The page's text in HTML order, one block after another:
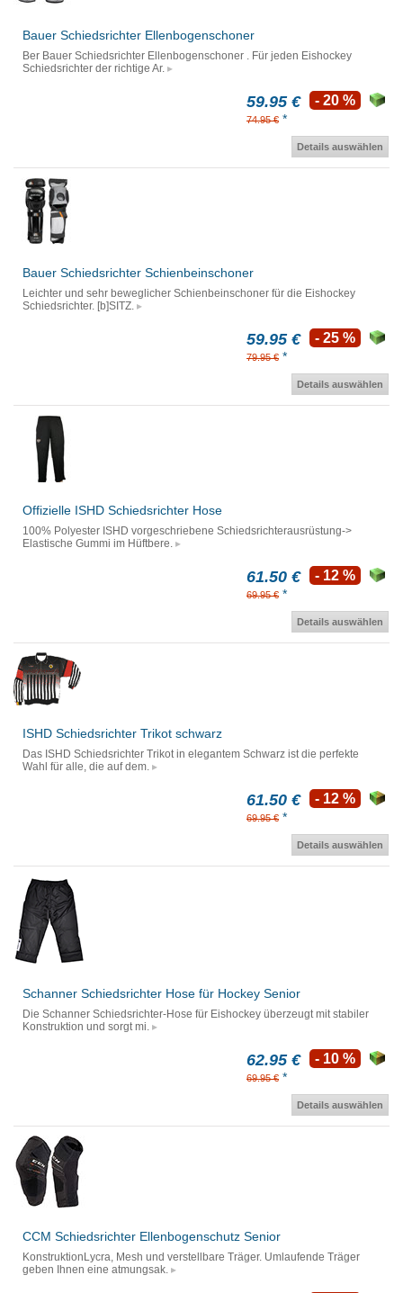
Bauer Schiedsrichter Ellenbogenschoner
Ber Bauer Schiedsrichter Ellenbogenschoner . Für jeden Eishockey
Schiedsrichter der richtige Ar.
59.95 €
74.95 € *
- 20 %
Details auswählen
Bauer Schiedsrichter Schienbeinschoner
Leichter und sehr beweglicher Schienbeinschoner für die Eishockey
Schiedsrichter. [b]SITZ.
59.95 €
79.95 € *
- 25 %
Details auswählen
Offizielle ISHD Schiedsrichter Hose
100% Polyester ISHD vorgeschriebene Schiedsrichterausrüstung->
Elastische Gummi im Hüftbere.
61.50 €
69.95 € *
- 12 %
Details auswählen
ISHD Schiedsrichter Trikot schwarz
Das ISHD Schiedsrichter Trikot in elegantem Schwarz ist die perfekte
Wahl für alle, die auf dem.
61.50 €
69.95 € *
- 12 %
Details auswählen
Schanner Schiedsrichter Hose für Hockey Senior
Die Schanner Schiedsrichter-Hose für Eishockey überzeugt mit stabiler
Konstruktion und sorgt mi.
62.95 €
69.95 € *
- 10 %
Details auswählen
CCM Schiedsrichter Ellenbogenschutz Senior
KonstruktionLycra, Mesh und verstellbare Träger. Umlaufende Träger
geben Ihnen eine atmungsak.